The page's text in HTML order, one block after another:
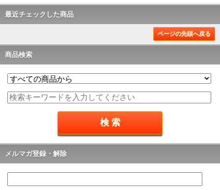
最近チェックした商品
ページの先頭へ戻る
商品検索
メルマガ登録・解除